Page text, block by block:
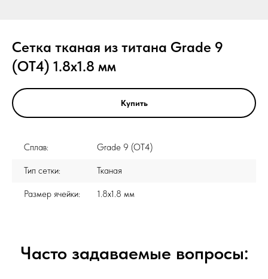
Сетка тканая из титана Grade 9
(ОТ4) 1.8x1.8 мм
Купить
Сплав: Grade 9 (ОТ4)
Тип сетки: Тканая
Размер ячейки: 1.8x1.8 мм
Часто задаваемые вопросы: